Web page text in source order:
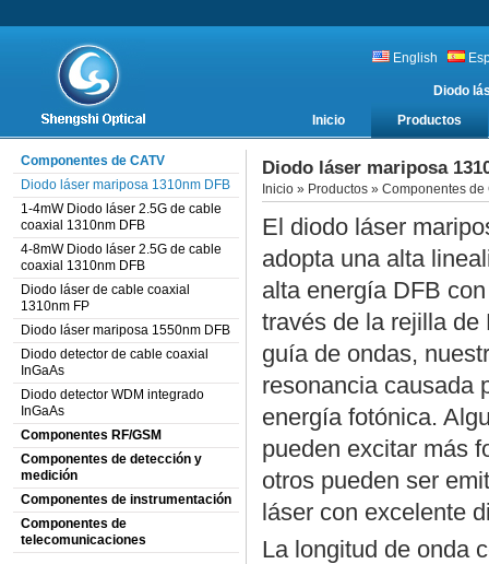
English
Diodo
Inicio
Productos
Componentes de CATV
Diodo láser mariposa 1310nm DFB
1-4mW Diodo láser 2.5G de cable
coaxial 1310nm DFB
4-8mW Diodo láser 2.5G de cable
coaxial 1310nm DFB
Diodo láser de cable coaxial
1310nm FP
Diodo láser mariposa 1550nm DFB
Diodo detector de cable coaxial
InGaAs
Diodo detector WDM integrado
InGaAs
Componentes RF/GSM
Componentes de detección y
medición
Componentes de instrumentación
Componentes de
telecomunicaciones
Diodo láser mariposa
Inicio » Productos » Componentes de
El diodo láser
adopta una alta
alta energía DFB
través de la rejilla
guía de ondas,
resonancia causada
energía fotónica.
pueden excitar más
otros pueden ser
láser con excelente
La longitud de onda